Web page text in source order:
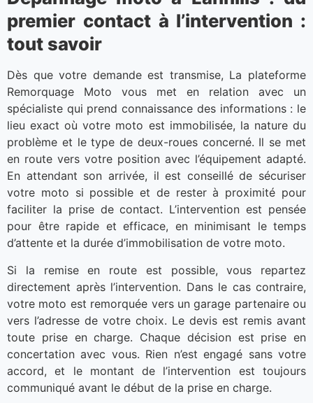
premier contact à l’intervention :
tout savoir
Dès que votre demande est transmise, La plateforme
Remorquage Moto vous met en relation avec un
spécialiste qui prend connaissance des informations : le
lieu exact où votre moto est immobilisée, la nature du
problème et le type de deux-roues concerné. Il se met
en route vers votre position avec l’équipement adapté.
En attendant son arrivée, il est conseillé de sécuriser
votre moto si possible et de rester à proximité pour
faciliter la prise de contact. L’intervention est pensée
pour être rapide et efficace, en minimisant le temps
d’attente et la durée d’immobilisation de votre moto.
Si la remise en route est possible, vous repartez
directement après l’intervention. Dans le cas contraire,
votre moto est remorquée vers un garage partenaire ou
vers l’adresse de votre choix. Le devis est remis avant
toute prise en charge. Chaque décision est prise en
concertation avec vous. Rien n’est engagé sans votre
accord, et le montant de l’intervention est toujours
communiqué avant le début de la prise en charge.